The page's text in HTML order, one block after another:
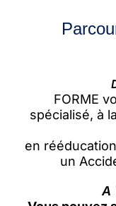
FORME
spécialisé, à
en
un
A